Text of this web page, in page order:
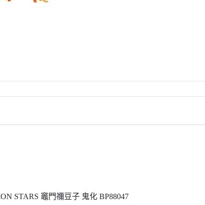
STARS 竈門禰豆子 鬼化 BP88047